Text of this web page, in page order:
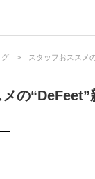
グ スタッフおススメ
の